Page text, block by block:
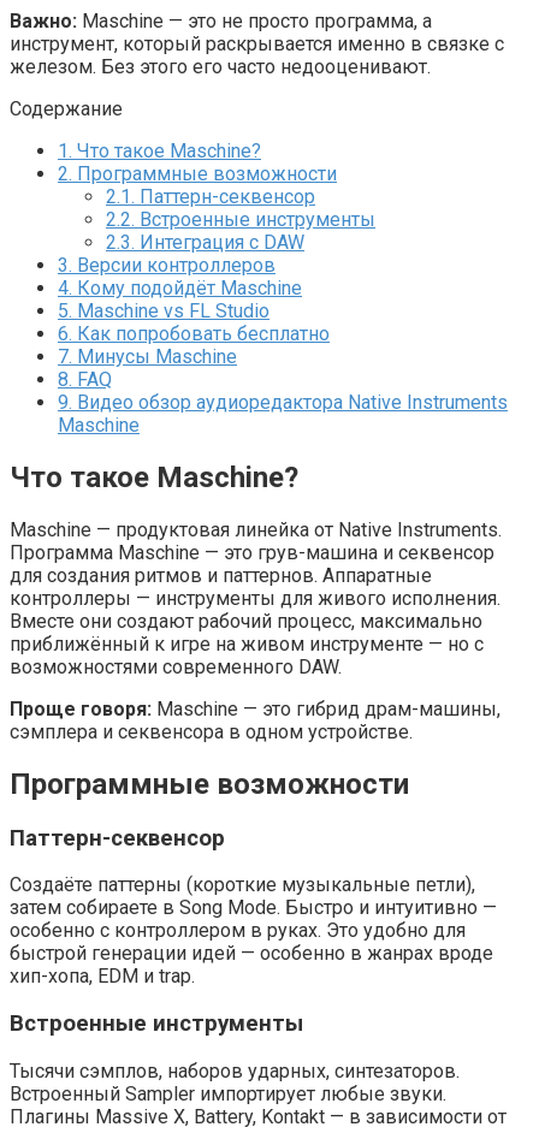
Важно: Maschine — это не просто программа, а
инструмент, который раскрывается именно в связке с
железом. Без этого его часто недооценивают.
Содержание
1. Что такое Maschine?
2. Программные возможности
2.1. Паттерн-секвенсор
2.2. Встроенные инструменты
2.3. Интеграция с DAW
3. Версии контроллеров
4. Кому подойдёт Maschine
5. Maschine vs FL Studio
6. Как попробовать бесплатно
7. Минусы Maschine
8. FAQ
9. Видео обзор аудиоредактора Native Instruments
Maschine
Что такое Maschine?
Maschine — продуктовая линейка от Native Instruments.
Программа Maschine — это грув-машина и секвенсор
для создания ритмов и паттернов. Аппаратные
контроллеры — инструменты для живого исполнения.
Вместе они создают рабочий процесс, максимально
приближённый к игре на живом инструменте — но с
возможностями современного DAW.
Проще говоря: Maschine — это гибрид драм-машины,
сэмплера и секвенсора в одном устройстве.
Программные возможности
Паттерн-секвенсор
Создаёте паттерны (короткие музыкальные петли),
затем собираете в Song Mode. Быстро и интуитивно —
особенно с контроллером в руках. Это удобно для
быстрой генерации идей — особенно в жанрах вроде
хип-хопа, EDM и trap.
Встроенные инструменты
Тысячи сэмплов, наборов ударных, синтезаторов.
Встроенный Sampler импортирует любые звуки.
Плагины Massive X, Battery, Kontakt — в зависимости от